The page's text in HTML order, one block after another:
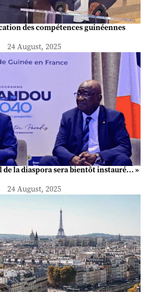
des compétences guinéennes
24 August, 2025
de la diaspora sera bientôt instauré… »
24 August, 2025